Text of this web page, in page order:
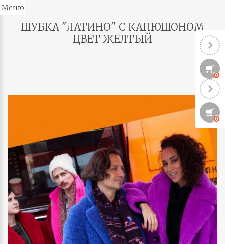
ШУБКА "ЛАТИНО" С КАПЮШОНОМ
ЦВЕТ ЖЕЛТЫЙ
Меню
0
0